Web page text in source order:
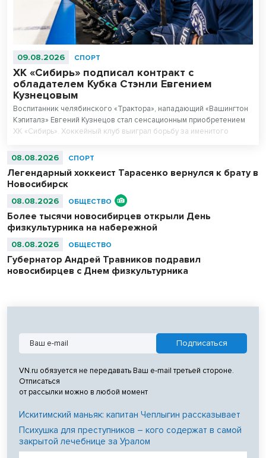
09.08.2026 СПОРТ
ХК «Сибирь» подписал контракт с
обладателем Кубка Стэнли Евгением
Кузнецовым
Воспитанник челябинского «Трактора», нападающий «Вашингтон
Кэпиталз» Евгений Кузнецов стал сенсационным приобретением
ХК «Сибирь». Хоккейный клуб выиграл борьбу за именитого
08.08.2026 СПОРТ
Легендарный хоккеист Тарасенко вернулся к брату в
Новосибирск
08.08.2026 ОБЩЕСТВО
Более тысячи новосибирцев открыли День
физкультурника на набережной
08.08.2026 ОБЩЕСТВО
Губернатор Андрей Травников подравил
новосибирцев с Днем физкультурника
VN.ru обязуется не передавать Ваш e-mail третьей стороне.
Отписаться
от рассылки можно в любой момент
Искитимский маньяк: капитан Чеплыгин рассказывает
Психушка для преступников – кого содержат в самой
закрытой лечебнице за Уралом